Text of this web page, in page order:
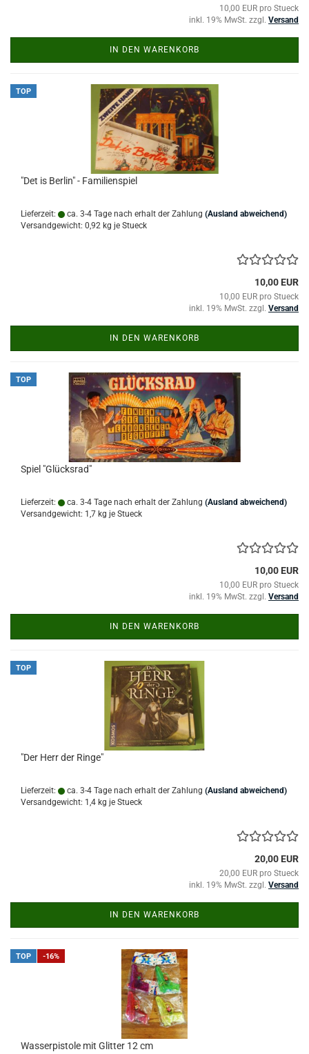
10,00 EUR pro Stueck
inkl. 19% MwSt. zzgl. Versand
IN DEN WARENKORB
TOP
"Det is Berlin" - Familienspiel
Lieferzeit: ca. 3-4 Tage nach erhalt der Zahlung (Ausland abweichend)
Versandgewicht: 0,92 kg je Stueck
10,00 EUR
10,00 EUR pro Stueck
inkl. 19% MwSt. zzgl. Versand
IN DEN WARENKORB
TOP
Spiel "Glücksrad"
Lieferzeit: ca. 3-4 Tage nach erhalt der Zahlung (Ausland abweichend)
Versandgewicht: 1,7 kg je Stueck
10,00 EUR
10,00 EUR pro Stueck
inkl. 19% MwSt. zzgl. Versand
IN DEN WARENKORB
TOP
"Der Herr der Ringe"
Lieferzeit: ca. 3-4 Tage nach erhalt der Zahlung (Ausland abweichend)
Versandgewicht: 1,4 kg je Stueck
20,00 EUR
20,00 EUR pro Stueck
inkl. 19% MwSt. zzgl. Versand
IN DEN WARENKORB
TOP -16%
Wasserpistole mit Glitter 12 cm